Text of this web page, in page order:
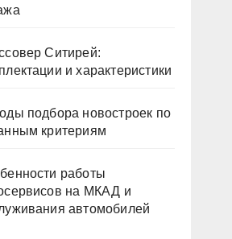
Ситирей:
и характеристики
подбора новостроек по
критериям
работы
на МКАД и
автомобилей